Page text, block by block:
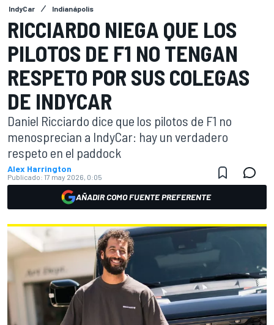
IndyCar Indianápolis
RICCIARDO NIEGA QUE LOS
PILOTOS DE F1 NO TENGAN
RESPETO POR SUS COLEGAS
DE INDYCAR
Daniel Ricciardo dice que los pilotos de F1 no
menosprecian a IndyCar: hay un verdadero
respeto en el paddock
Alex Harrington
Publicado: 17 may 2026, 0:05
AÑADIR COMO FUENTE PREFERENTE